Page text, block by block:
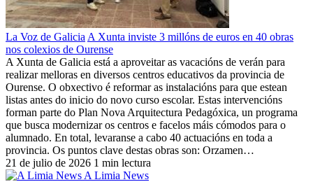
La Voz de Galicia A Xunta inviste 3 millóns de euros en 40 obras
nos colexios de Ourense
A Xunta de Galicia está a aproveitar as vacacións de verán para
realizar melloras en diversos centros educativos da provincia de
Ourense. O obxectivo é reformar as instalacións para que estean
listas antes do inicio do novo curso escolar. Estas intervencións
forman parte do Plan Nova Arquitectura Pedagóxica, un programa
que busca modernizar os centros e facelos máis cómodos para o
alumnado. En total, levaranse a cabo 40 actuacións en toda a
provincia. Os puntos clave destas obras son: Orzamen…
21 de julio de 2026 1 min lectura
A Limia News